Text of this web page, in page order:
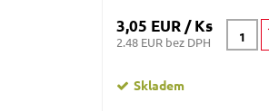
3,05 EUR / Ks
2.48 EUR bez DPH
Skladem